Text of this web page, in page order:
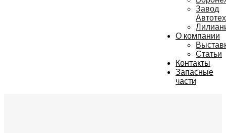
Завод
О компании
Статьи
Контакты
Запасные
части